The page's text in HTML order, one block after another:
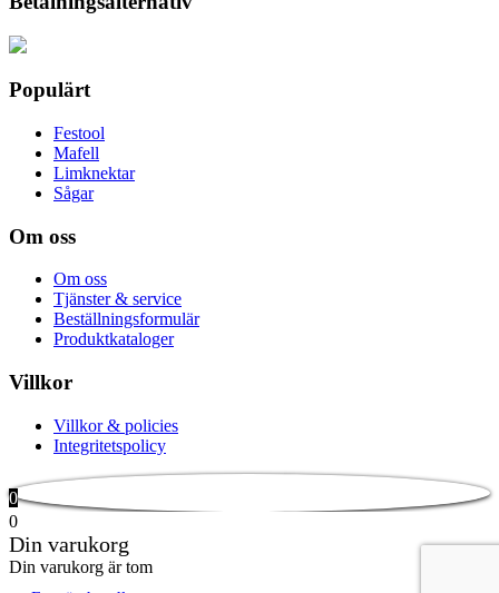
Populärt
Festool
Mafell
Limknektar
Sågar
Om oss
Om oss
Tjänster & service
Beställningsformulär
Produktkataloger
Villkor
Villkor & policies
Integritetspolicy
0
0
Din varukorg
Din varukorg är tom